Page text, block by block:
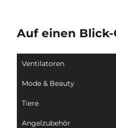
Auf einen Blick-
Ventilatoren
Mode & Beauty
Tiere
Angelzubehör